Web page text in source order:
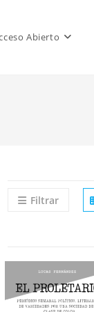
Abierto
Filtrar